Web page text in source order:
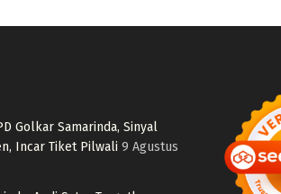
Golkar Samarinda, Sinyal
Incar Tiket Pilwali 9 Agustus